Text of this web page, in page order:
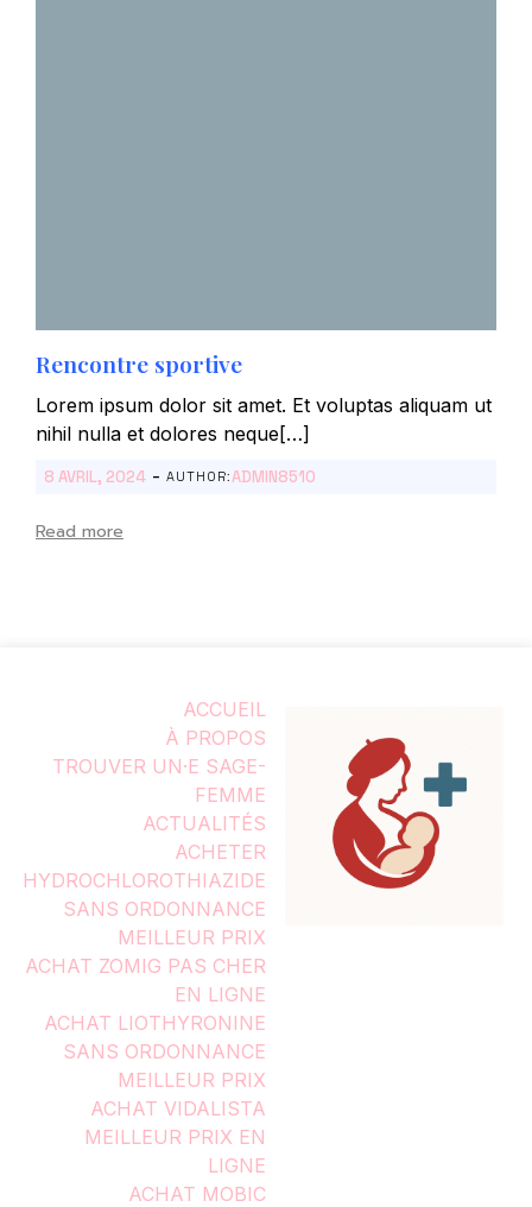
Rencontre sportive
Lorem ipsum dolor sit amet. Et voluptas aliquam ut
nihil nulla et dolores neque[…]
8 AVRIL, 2024 - AUTHOR:ADMIN8510
Read more
ACCUEIL
À PROPOS
TROUVER UN·E SAGE-
FEMME
ACTUALITÉS
ACHETER
HYDROCHLOROTHIAZIDE
SANS ORDONNANCE
MEILLEUR PRIX
ACHAT ZOMIG PAS CHER
EN LIGNE
ACHAT LIOTHYRONINE
SANS ORDONNANCE
MEILLEUR PRIX
ACHAT VIDALISTA
MEILLEUR PRIX EN
LIGNE
ACHAT MOBIC